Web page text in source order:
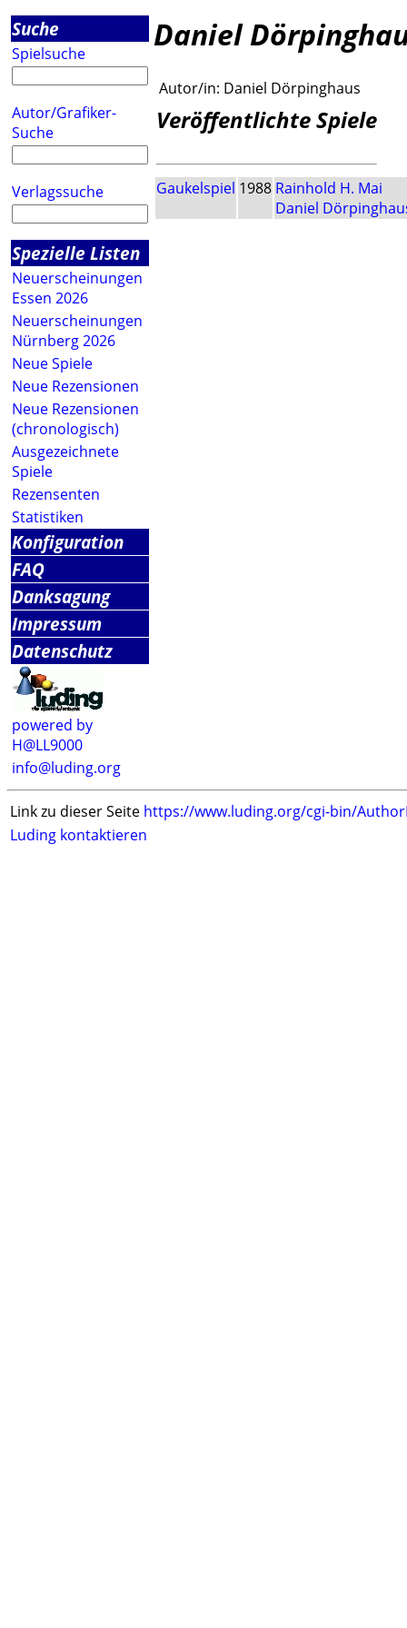
Suche
Spielsuche
Autor/Grafiker-
Suche
Verlagssuche
Spezielle Listen
Neuerscheinungen
Essen 2026
Neuerscheinungen
Nürnberg 2026
Neue Spiele
Neue Rezensionen
Neue Rezensionen
(chronologisch)
Ausgezeichnete
Spiele
Rezensenten
Statistiken
Konfiguration
FAQ
Danksagung
Impressum
Datenschutz
powered by
H@LL9000
info@luding.org
Daniel
Autor/in: Daniel Dörpinghaus
Veröffentlichte Spiele
Gaukelspiel 1988 Rainhold H. Mai
Daniel
Link zu dieser Seite https://www.luding.org/cgi-bin/
Luding kontaktieren